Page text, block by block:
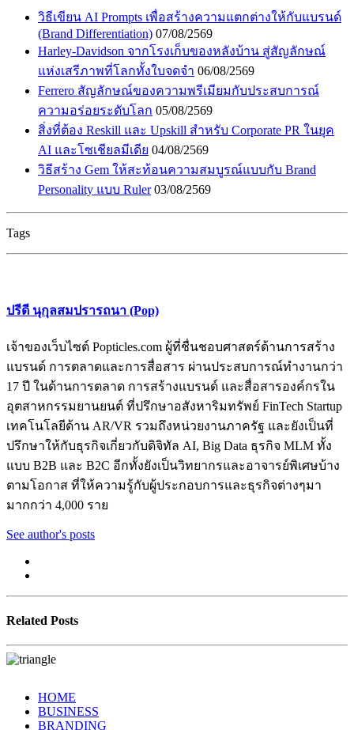
วิธีเขียน AI Prompts เพื่อสร้างความแตกต่างให้กับแบรนด์
(Brand Differentiation) 07/08/2569
Harley-Davidson จากโรงเก็บของหลังบ้าน สู่สัญลักษณ์
แห่งเสรีภาพที่โลกทั้งใบจดจำ 06/08/2569
Ferrero สัญลักษณ์ของความพรีเมียมกับประสบการณ์
ความอร่อยระดับโลก 05/08/2569
สิ่งที่ต้อง Reskill และ Upskill สำหรับ Corporate PR ในยุค
AI และโซเชียลมีเดีย 04/08/2569
วิธีสร้าง Gem ให้สะท้อนความสมบูรณ์แบบกับ Brand
Personality แบบ Ruler 03/08/2569
Tags
ปรีดี นุกุลสมปรารถนา (Pop)
เจ้าของเว็บไซต์ Popticles.com ผู้ที่ชื่นชอบศาสตร์ด้านการสร้าง
แบรนด์ การตลาดและการสื่อสาร ผ่านประสบการณ์ทำงานกว่า
17 ปี ในด้านการตลาด การสร้างแบรนด์ และสื่อสารองค์กรใน
อุตสาหกรรมยานยนต์ ที่ปรึกษาอสังหาริมทรัพย์ FinTech Startup
เทคโนโลยีด้าน AR/VR รวมถึงหน่วยงานภาครัฐ และยังเป็นที่
ปรึกษาให้กับธุรกิจเกี่ยวกับดิจิทัล AI, Big Data ธุรกิจ MLM ทั้ง
แบบ B2B และ B2C อีกทั้งยังเป็นวิทยากรและอาจารย์พิเศษบ้าง
ตามโอกาส ที่ให้ความรู้กับผู้ประกอบการและธุรกิจต่างๆมา
มากกว่า 4,000 ราย
See author's posts
Related Posts
HOME
BUSINESS
BRANDING